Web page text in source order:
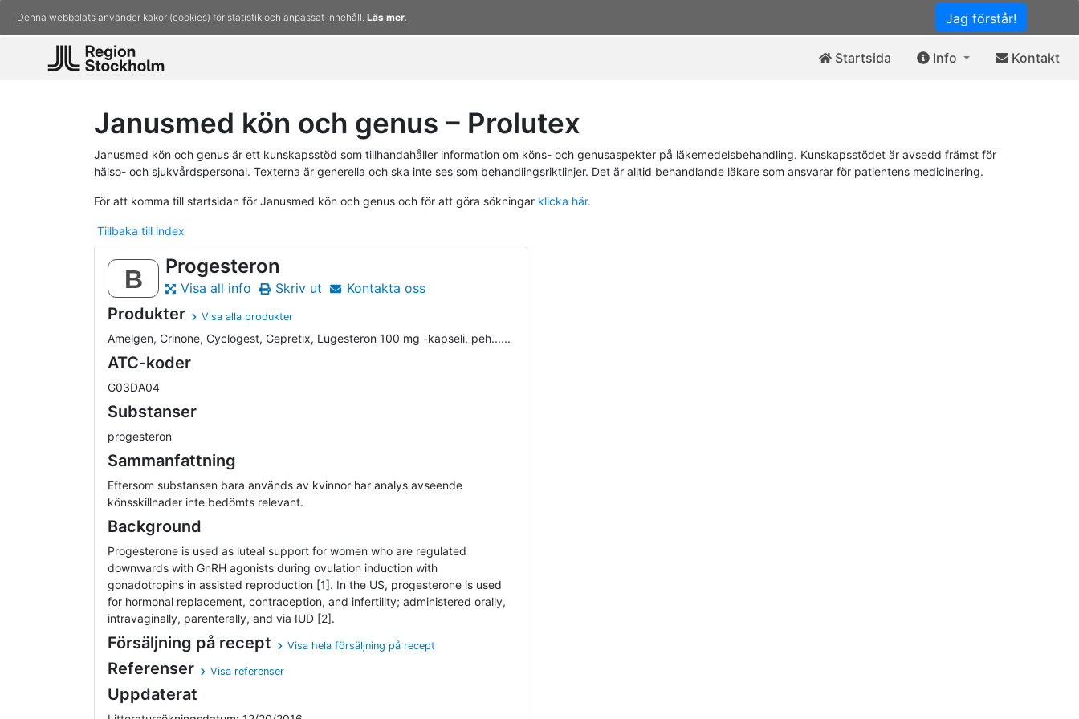
Jag förstår!
Denna webbplats använder kakor (cookies) för statistik och anpassat innehåll. Läs mer.
Startsida Info Kontakt
Janusmed kön och genus – Prolutex
Janusmed kön och genus är ett kunskapsstöd som tillhandahåller information om köns- och genusaspekter på läkemedelsbehandling. Kunskapsstödet är avsedd främst för
hälso- och sjukvårdspersonal. Texterna är generella och ska inte ses som behandlingsriktlinjer. Det är alltid behandlande läkare som ansvarar för patientens medicinering.
För att komma till startsidan för Janusmed kön och genus och för att göra sökningar klicka här.
Tillbaka till index
B Progesteron
Visa all info Skriv ut Kontakta oss
Produkter Visa alla produkter
Amelgen, Crinone, Cyclogest, Gepretix, Lugesteron 100 mg -kapseli, peh......
ATC-koder
G03DA04
Substanser
progesteron
Sammanfattning
Eftersom substansen bara används av kvinnor har analys avseende
könsskillnader inte bedömts relevant.
Background
Progesterone is used as luteal support for women who are regulated
downwards with GnRH agonists during ovulation induction with
gonadotropins in assisted reproduction [1]. In the US, progesterone is used
for hormonal replacement, contraception, and infertility; administered orally,
intravaginally, parenterally, and via IUD [2].
Försäljning på recept Visa hela försäljning på recept
Referenser Visa referenser
Uppdaterat